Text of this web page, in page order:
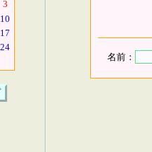
3
10
17
24
名前：